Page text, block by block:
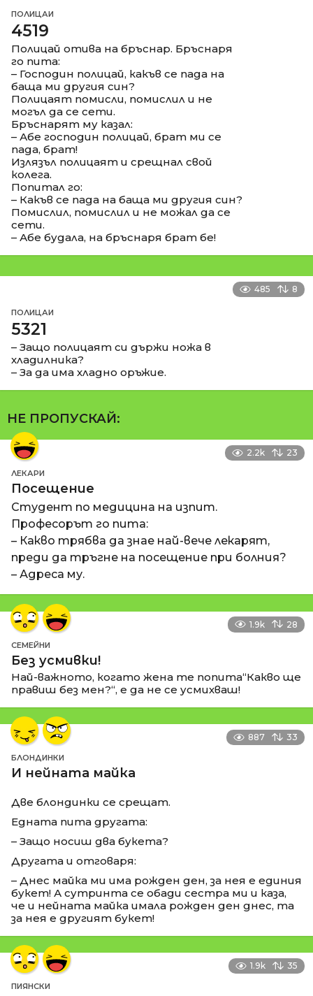
ПОЛИЦАИ
4519
Полицай отива на бръснар. Бръснаря
го пита:
– Господин полицай, какъв се пада на
баща ми другия син?
Полицаят помисли, помислил и не
могъл да се сети.
Бръснарят му казал:
– Абе господин полицай, брат ми се
пада, брат!
Излязъл полицаят и срещнал свой
колега.
Попитал го:
– Какъв се пада на баща ми другия син?
Помислил, помислил и не можал да се
сети.
– Абе будала, на бръснаря брат бе!
485 8
ПОЛИЦАИ
5321
– Защо полицаят си държи ножа в
хладилника?
– За да има хладно оръжие.
НЕ ПРОПУСКАЙ:
2.2k 23
ЛЕКАРИ
Посещение
Студент по медицина на изпит.
Професорът го пита:
– Какво трябва да знае най-вече лекарят,
преди да тръгне на посещение при болния?
– Адреса му.
1.9k 28
СЕМЕЙНИ
Без усмивки!
Най-важното, когато жена те попита“Какво ще
правиш без мен?“, е да не се усмихваш!
887 33
БЛОНДИНКИ
И нейната майка
Две блондинки се срещат.
Едната пита другата:
– Защо носиш два букета?
Другата и отговаря:
– Днес майка ми има рожден ден, за нея е единия
букет! А сутринта се обади сестра ми и каза,
че и нейната майка имала рожден ден днес, та
за нея е другият букет!
1.9k 35
ПИЯНСКИ